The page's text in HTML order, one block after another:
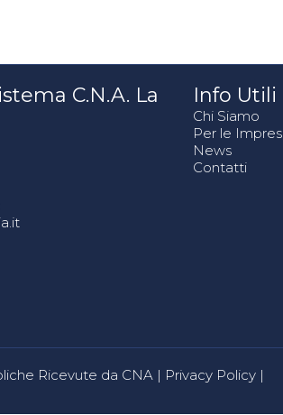
C.N.A. La
Info Utili
Chi Siamo
Per le
News
Contatti
Ricevute da CNA | Privacy Policy |